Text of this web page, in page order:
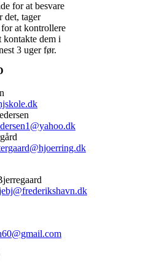
for at besvare
det, tager
at kontrollere
kontakte dem i
3 uger før.